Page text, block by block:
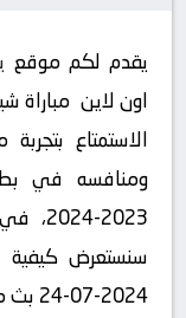
يقدم لكم موقع
اون لاين مباراة
الاستمتاع
ومنافسه في
2023-2024، في هذا المقال ضمن موقع
سنستعرض كيفية
2024-07-24 بث مباشر في هذه البطولة المثيرة.